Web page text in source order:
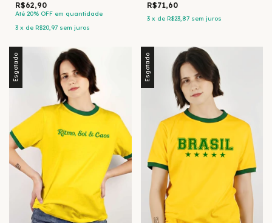
R$62,90
Até 20% OFF em quantidade
3 x de R$20,97 sem juros
R$71,60
3 x de R$23,87 sem juros
Esgotado Esgotado